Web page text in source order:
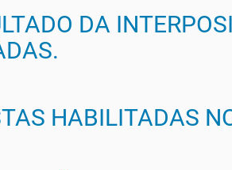
DA
HABILITADAS